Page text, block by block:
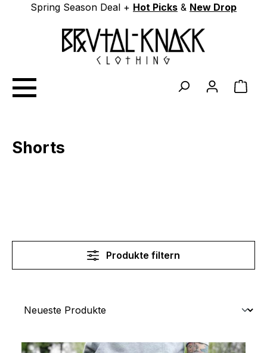
Zum Hauptinhalt springen
Spring Season Deal + Hot Picks & New Drop
Shorts
Produkte filtern